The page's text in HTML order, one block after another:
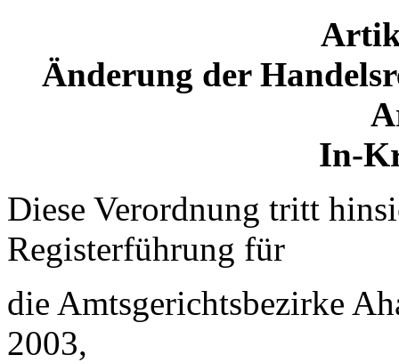
Änderung der
In-
Diese Verordnung tritt
Registerführung für
die Amtsgerichtsbezirke
2003,